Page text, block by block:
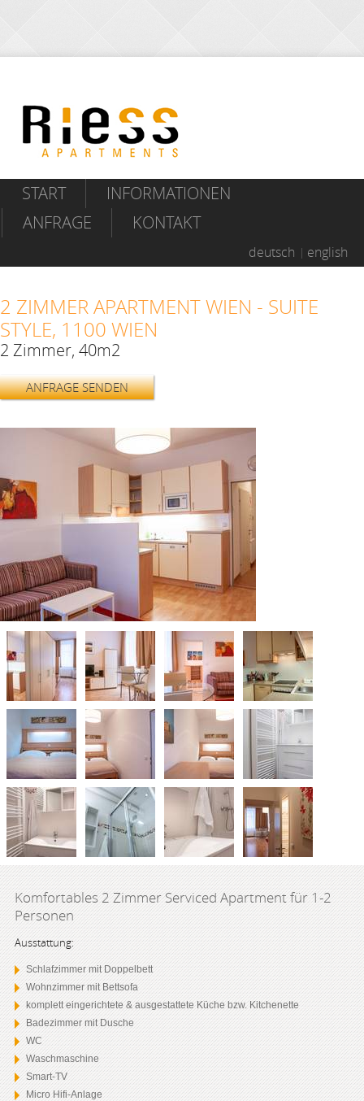
START
INFORMATIONEN
ANFRAGE
KONTAKT
deutsch english
2 ZIMMER APARTMENT WIEN - SUITE
STYLE, 1100 WIEN
2 Zimmer, 40m2
ANFRAGE SENDEN
Komfortables 2 Zimmer Serviced Apartment für 1-2
Personen
Ausstattung:
Schlafzimmer mit Doppelbett
Wohnzimmer mit Bettsofa
komplett eingerichtete & ausgestattete Küche bzw. Kitchenette
Badezimmer mit Dusche
WC
Waschmaschine
Smart-TV
Micro Hifi-Anlage